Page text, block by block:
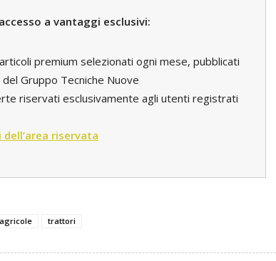
a vantaggi esclusivi:
premium selezionati ogni mese, pubblicati
Gruppo Tecniche Nuove
riservati esclusivamente agli utenti registrati
riservata
trattori